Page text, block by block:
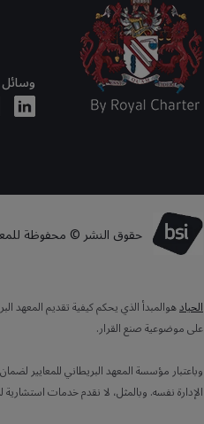
وسائل
حقوق النشر © محفوظة للمعهد
الحيادهوالمبدأ الذي يحكم كيفية تقديم المعهد
على موضوعية صنع القرار.
وباعتبار مؤسسة المعهد البريطاني للمعايير
الإدارة نفسه. وبالمثل، لا نقدم خدمات